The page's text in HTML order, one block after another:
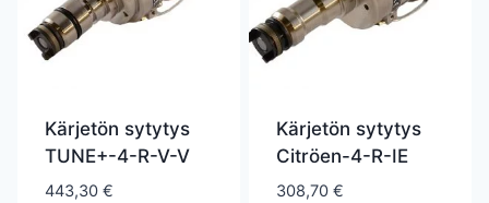
Kärjetön sytytys
TUNE+-4-R-V-V
443,30 €
Kärjetön sytytys
Citröen-4-R-IE
308,70 €